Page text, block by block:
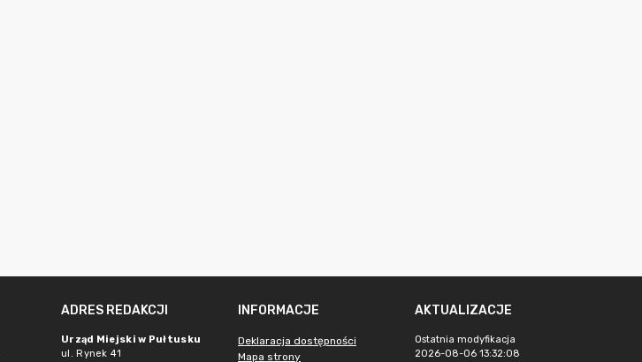
ADRES REDAKCJI
Urząd Miejski w Pułtusku
ul. Rynek 41
INFORMACJE
Deklaracja dostępności
Mapa strony
AKTUALIZACJE
Ostatnia modyfikacja
2026-08-06 13:32:08